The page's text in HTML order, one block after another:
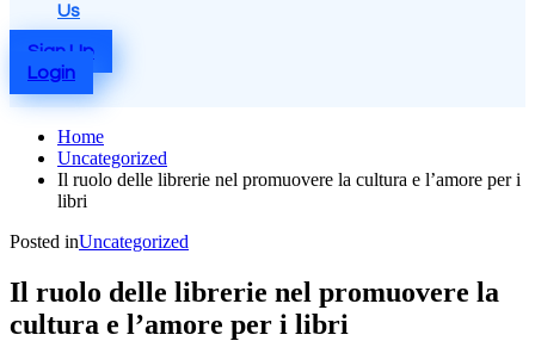
Us
Sign Up
Login
Home
Uncategorized
Il ruolo delle librerie nel promuovere la cultura e l’amore per i
libri
Posted inUncategorized
Il ruolo delle librerie nel promuovere la
cultura e l’amore per i libri